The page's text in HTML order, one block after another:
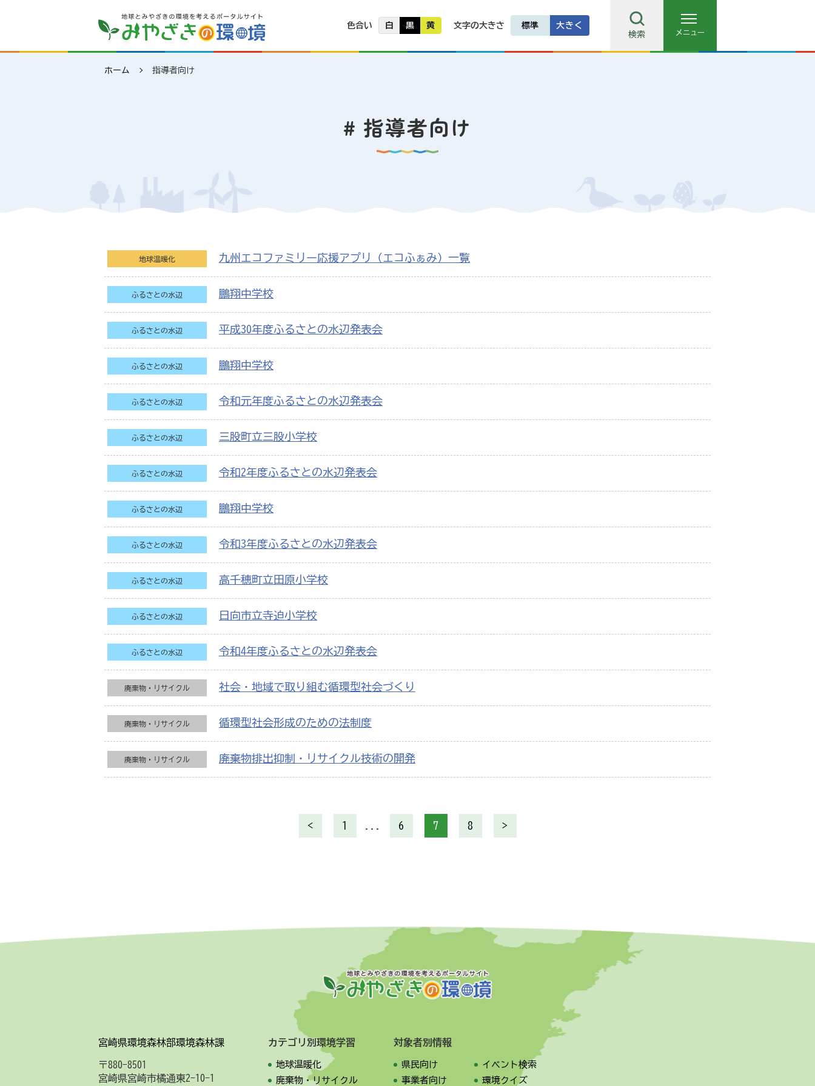
色合い 白 黒 黄 文字の大きさ 標準
大きく
検索
メニュー
ホーム 指導者向け
# 指導者向け
地球温暖化 九州エコファミリー応援アプリ（エコふぁみ）一覧
ふるさとの水辺 鵬翔中学校
ふるさとの水辺 平成30年度ふるさとの水辺発表会
ふるさとの水辺 鵬翔中学校
ふるさとの水辺 令和元年度ふるさとの水辺発表会
ふるさとの水辺 三股町立三股小学校
ふるさとの水辺 令和2年度ふるさとの水辺発表会
ふるさとの水辺 鵬翔中学校
ふるさとの水辺 令和3年度ふるさとの水辺発表会
ふるさとの水辺 高千穂町立田原小学校
ふるさとの水辺 日向市立寺迫小学校
ふるさとの水辺 令和4年度ふるさとの水辺発表会
廃棄物・リサイクル 社会・地域で取り組む循環型社会づくり
廃棄物・リサイクル 循環型社会形成のための法制度
廃棄物・リサイクル 廃棄物排出抑制・リサイクル技術の開発
< 1 6 7 8 >
宮崎県環境森林部環境森林課
〒880-8501
宮崎県宮崎市橘通東2-10-1
カテゴリ別環境学習
地球温暖化
廃棄物・リサイクル
対象者別情報
県民向け
事業者向け
イベント検索
環境クイズ